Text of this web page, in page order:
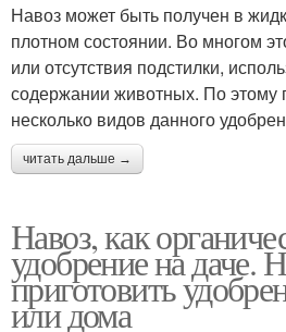
Навоз может быть получен в
плотном состоянии. Во многом
или отсутствия подстилки,
содержании животных. По этому
несколько видов данного
читать дальше →
Навоз, как
удобрение на даче.
приготовить
или дома